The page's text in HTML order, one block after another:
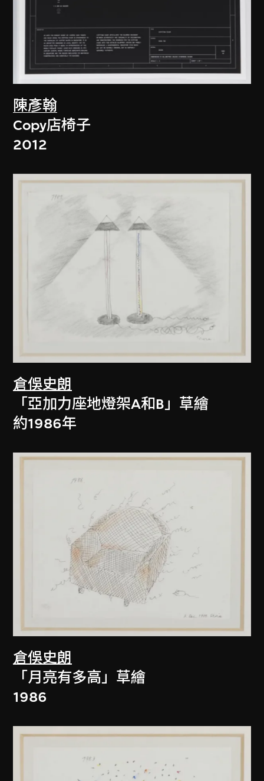
陳彥翰
Copy店椅子
2012
倉俁史朗
「亞加力座地燈架A和B」草繪
約1986年
倉俁史朗
「月亮有多高」草繪
1986